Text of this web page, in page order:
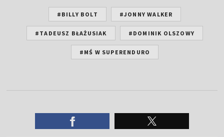
#BILLY BOLT #JONNY WALKER
#TADEUSZ BŁAŻUSIAK #DOMINIK OLSZOWY
#MŚ W SUPERENDURO